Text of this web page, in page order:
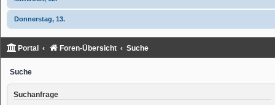
Donnerstag, 13.
Portal Foren-Übersicht Suche
Suche
Suchanfrage